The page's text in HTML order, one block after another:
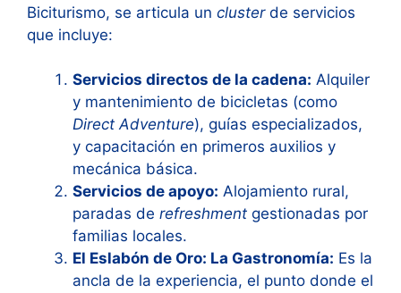
Biciturismo, se articula un clusterde servicios
que incluye:
Servicios directos de la cadena: Alquiler
y mantenimiento de bicicletas (como
Direct Adventure), guías especializados,
y capacitación en primeros auxilios y
mecánica básica.
Servicios de apoyo: Alojamiento rural,
paradas de refreshment gestionadas por
familias locales.
El Eslabón de Oro: La Gastronomía: Es la
ancla de la experiencia, el punto donde el